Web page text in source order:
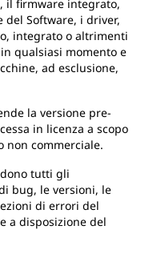
il firmware integrato,
del Software, i driver,
integrato o altrimenti
qualsiasi momento e
ad esclusione,
la versione pre-
in licenza a scopo
non commerciale.
tutti gli
bug, le versioni, le
di errori del
a disposizione del